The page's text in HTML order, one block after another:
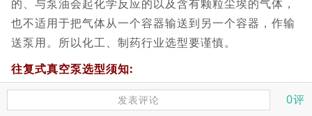
的、与泵油会起化学反应的以及含有颗粒尘埃的气体，
也不适用于把气体从一个容器输送到另一个容器，作输
送泵用。所以化工、制药行业选型要谨慎。
往复式真空泵选型须知:
往复式真空泵产品名称与型号，往复式真空泵管道口
发表评论 0评